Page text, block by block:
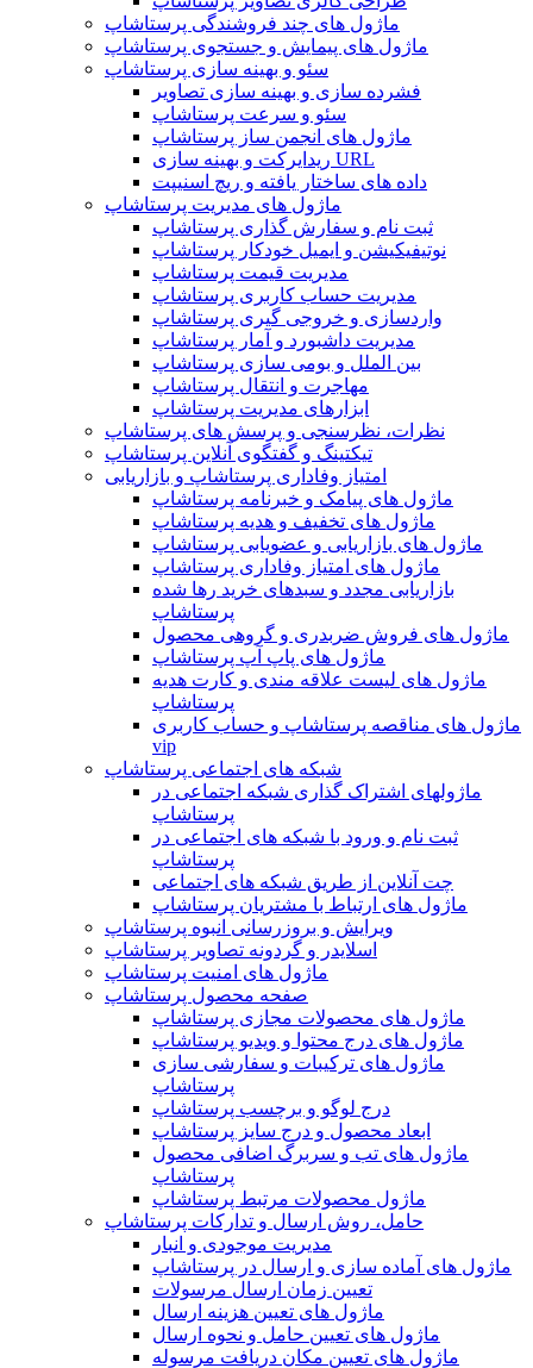
ماژول های چند فروشندگی پرستاشاپ
ماژول های پیمایش و جستجوی پرستاشاپ
سئو و بهینه سازی پرستاشاپ
فشرده سازی و بهینه سازی تصاویر
سئو و سرعت پرستاشاپ
ماژول های انجمن ساز پرستاشاپ
ریدایرکت و بهینه سازی URL
داده های ساختار یافته و ریچ اسنیپت
ماژول های مدیریت پرستاشاپ
ثبت نام و سفارش گذاری پرستاشاپ
نوتیفیکیشن و ایمیل خودکار پرستاشاپ
مدیریت قیمت پرستاشاپ
مدیریت حساب کاربری پرستاشاپ
واردسازی و خروجی گیری پرستاشاپ
مدیریت داشبورد و آمار پرستاشاپ
بین الملل و بومی سازی پرستاشاپ
مهاجرت و انتقال پرستاشاپ
ابزارهای مدیریت پرستاشاپ
نظرات، نظرسنجی و پرسش های پرستاشاپ
تیکتینگ و گفتگوی آنلاین پرستاشاپ
امتیاز وفاداری پرستاشاپ و بازاریابی
ماژول های پیامک و خبرنامه پرستاشاپ
ماژول های تخفیف و هدیه پرستاشاپ
ماژول های بازاریابی و عضویابی پرستاشاپ
ماژول های امتیاز وفاداری پرستاشاپ
بازاریابی مجدد و سبدهای خرید رها شده
پرستاشاپ
ماژول های فروش ضربدری و گروهی محصول
ماژول های پاپ آپ پرستاشاپ
ماژول های لیست علاقه مندی و کارت هدیه
پرستاشاپ
ماژول های مناقصه پرستاشاپ و حساب کاربری
vip
شبکه های اجتماعی پرستاشاپ
ماژولهای اشتراک‌ گذاری شبکه اجتماعی در
پرستاشاپ
ثبت نام و ورود با شبکه های اجتماعی در
پرستاشاپ
چت آنلاین از طریق شبکه های اجتماعی
ماژول های ارتباط با مشتریان پرستاشاپ
ویرایش و بروزرسانی انبوه پرستاشاپ
اسلایدر و گردونه تصاویر پرستاشاپ
ماژول های امنیت پرستاشاپ
صفحه محصول پرستاشاپ
ماژول های محصولات مجازی پرستاشاپ
ماژول های درج محتوا و ویدیو پرستاشاپ
ماژول های ترکیبات و سفارشی سازی
پرستاشاپ
درج لوگو و برچسب پرستاشاپ
ابعاد محصول و درج سایز پرستاشاپ
ماژول های تب و سربرگ اضافی محصول
پرستاشاپ
ماژول محصولات مرتبط پرستاشاپ
حامل، روش ارسال و تدارکات پرستاشاپ
مدیریت موجودی و انبار
ماژول های آماده سازی و ارسال در پرستاشاپ
تعیین زمان ارسال مرسولات
ماژول های تعیین هزینه ارسال
ماژول های تعیین حامل و نحوه ارسال
ماژول های تعیین مکان دریافت مرسوله